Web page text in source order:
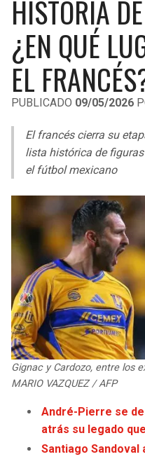
LIGA DE EXPANSIÓN MX
LEAGUES CUP
UEFA EUROPA LEAGUE
UEFA CONFERENCE LEAGUE
MLS
COPA LIBERTADORES
COPA SUDAMERICANA
LIGA BETPLAY
OTRAS LIGAS
RAIDERS
CHARGERS
RAVENS
STEELERS
TEXANS
COLTS
JAGUARS
TITANS
GIANTS
CAVALIERS
PISTONS
PACERS
HORNETS
HEAT
MAGIC
WIZARDS
WARRIORS
LAKERS
HISTORIA
¿EN QUÉ
EL
PUBLICADO 09/05/2026
El francés cierra su
lista histórica de
el fútbol mexicano
Gignac y Cardozo, entre los
MARIO VAZQUEZ / AFP
André-Pierre se
atrás su legado
Santiago